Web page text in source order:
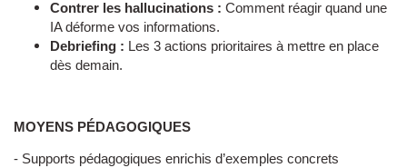
Contrer les hallucinations : Comment réagir quand une
IA déforme vos informations.
Debriefing : Les 3 actions prioritaires à mettre en place
dès demain.
MOYENS PÉDAGOGIQUES
- Supports pédagogiques enrichis d’exemples concrets